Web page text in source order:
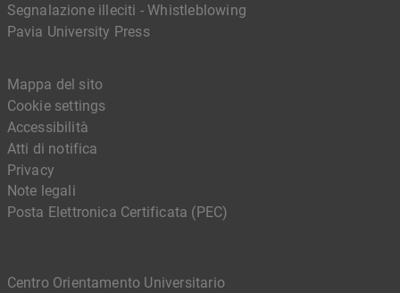
Segnalazione illeciti - Whistleblowing
Pavia University Press
Centro Orientamento Universitario
Mappa del sito
Cookie settings
Accessibilità
Atti di notifica
Privacy
Note legali
Posta Elettronica Certificata (PEC)